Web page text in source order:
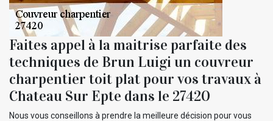
Faites appel à la maitrise parfaite des
techniques de Brun Luigi un couvreur
charpentier toit plat pour vos travaux à
Chateau Sur Epte dans le 27420
Nous vous conseillons à prendre la meilleure décision pour vous